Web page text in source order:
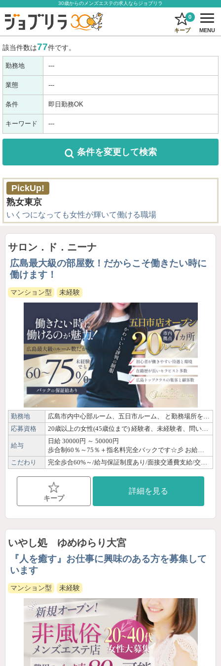
30歳からのメンズエステの求人ならジョブリラ
キープ
0
MENU
該当件数は77件です。
勤務地 ---
業態 ---
条件 即日勤務OK
キーワード ---
条件を変更して検索
PickUp!
熟女東京
いくつになっても女性が輝いて働ける職場
サロン．ド．ニーナ
広島最大級の部屋数！だからこそ働きたい時に
働けます！
マンション型 未経験
勤務地
応募資格
給与
日給 30000円 ～ 50000円
こだわり
キープ
詳細を見る
いやし処 ゆめゆらり大宮
『人を癒す』お仕事に興味のある方を募集して
います
マンション型 未経験